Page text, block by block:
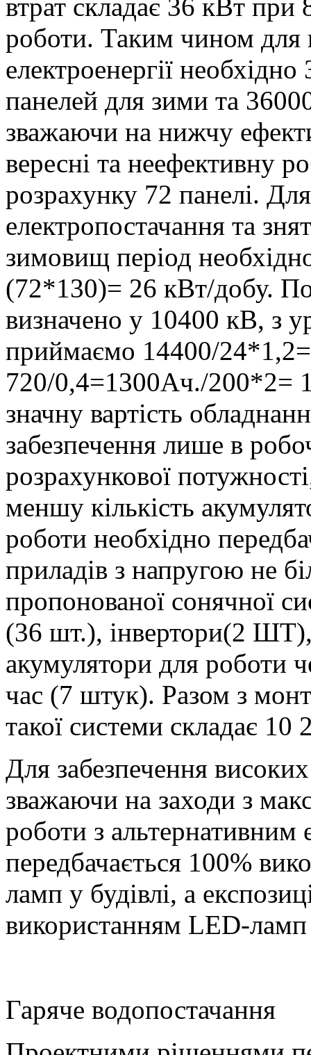
втрат складає 36 кВт
роботи. Таким чином для
електроенергії
панелей для зими та
зважаючи на нижчу
вересні та неефективну
розрахунку 72 панелі.
електропостачання та
зимовищ період
(72*130)= 26 кВт/добу.
визначено у 10400 кВ, з
приймаємо 14400/
720/0,4=1300Ач./200*2=
значну вартість
забезпечення лише в
розрахункової
меншу кількість
роботи необхідно
приладів з напругою не
пропонованої сонячної
(36 шт.), інвертори(2
акумулятори для роботи
час (7 штук). Разом з
такої системи складає 10
Для забезпечення
зважаючи на заходи з
роботи з
передбачається 100%
ламп у будівлі, а
використанням LED-ламп
Гаряче водопостачання